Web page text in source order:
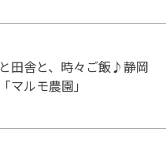
田舎と、時々ご飯♪静岡
マルモ農園」